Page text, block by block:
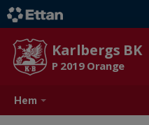
Hem
Karlbergs BK
P 2019 Orange